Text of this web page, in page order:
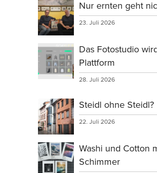
Nur ernten geht
23. Juli 2026
Das Fotostudio
Plattform
28. Juli 2026
Steidl ohne Steidl?
22. Juli 2026
Washi und Cotton
Schimmer